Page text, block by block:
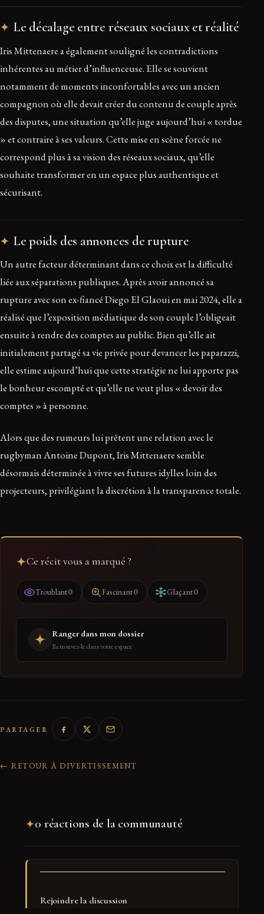
Le décalage entre réseaux sociaux et réalité
Iris Mittenaere a également souligné les contradictions
inhérentes au métier d’influenceuse. Elle se souvient
notamment de moments inconfortables avec un ancien
compagnon où elle devait créer du contenu de couple après
des disputes, une situation qu’elle juge aujourd’hui « tordue
» et contraire à ses valeurs. Cette mise en scène forcée ne
correspond plus à sa vision des réseaux sociaux, qu’elle
souhaite transformer en un espace plus authentique et
sécurisant.
Le poids des annonces de rupture
Un autre facteur déterminant dans ce choix est la difficulté
liée aux séparations publiques. Après avoir annoncé sa
rupture avec son ex-fiancé Diego El Glaoui en mai 2024, elle a
réalisé que l’exposition médiatique de son couple l’obligeait
ensuite à rendre des comptes au public. Bien qu’elle ait
initialement partagé sa vie privée pour devancer les paparazzi,
elle estime aujourd’hui que cette stratégie ne lui apporte pas
le bonheur escompté et qu’elle ne veut plus « devoir des
comptes » à personne.
Alors que des rumeurs lui prêtent une relation avec le
rugbyman Antoine Dupont, Iris Mittenaere semble
désormais déterminée à vivre ses futures idylles loin des
projecteurs, privilégiant la discrétion à la transparence totale.
Ce récit vous a marqué ?
Troublant0 Fascinant0 Glaçant0
Ranger dans mon dossier
Retrouvez-le dans votre espace
PARTAGER
← RETOUR À DIVERTISSEMENT
0 réactions de la communauté
Rejoindre la discussion